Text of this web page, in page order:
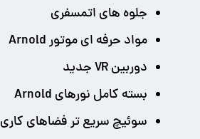
جلوه های اتمسفری
مواد حرفه ای موتور Arnold
دوربین VR جدید
بسته کامل نورهای Arnold
سوئیچ سریع تر فضاهای کاری